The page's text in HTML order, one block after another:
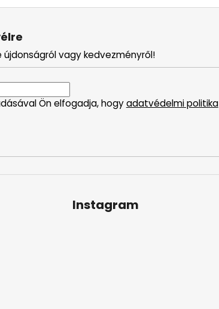
újdonságról vagy kedvezményről!
Ön elfogadja, hogyadatvédelmi politika
Instagram